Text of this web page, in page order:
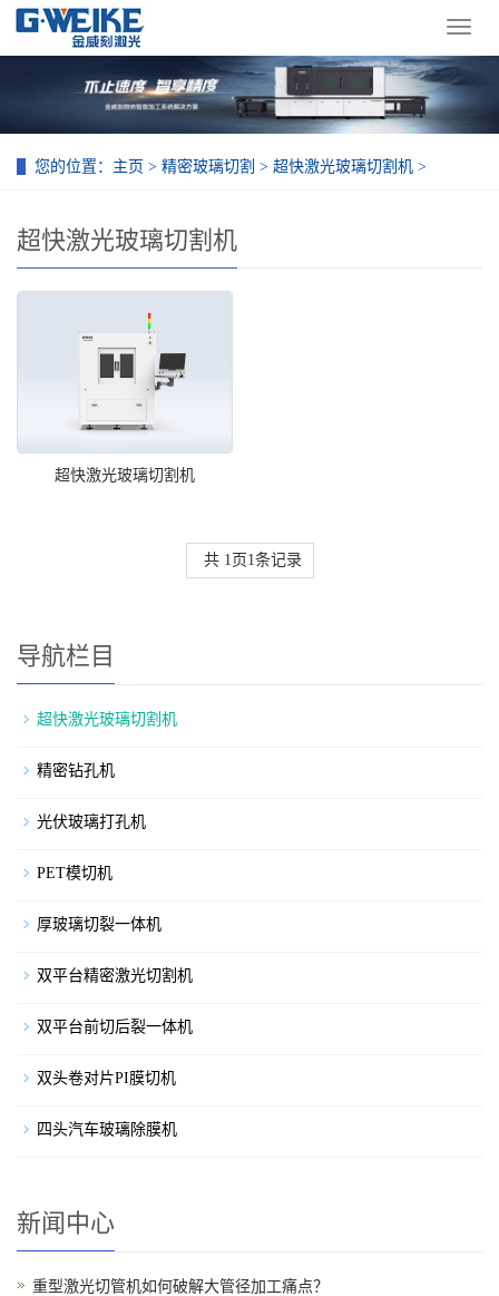
导
菜
您的位置： 主页 > 精密玻璃切割 > 超快激光玻璃切割机 >
超快激光玻璃切割机
超快激光玻璃切割机
共 1 页 1条记录
导航栏目
超快激光玻璃切割机
精密钻孔机
光伏玻璃打孔机
PET模切机
厚玻璃切裂一体机
双平台精密激光切割机
双平台前切后裂一体机
双头卷对片PI膜切机
四头汽车玻璃除膜机
新闻中心
重型激光切管机如何破解大管径加工痛点？